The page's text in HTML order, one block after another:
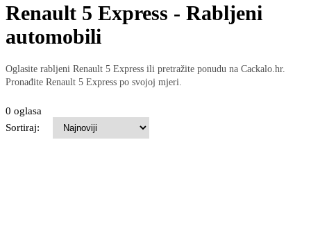
Renault 5 Express - Rabljeni
automobili
Oglasite rabljeni Renault 5 Express ili pretražite ponudu na Cackalo.hr.
Pronađite Renault 5 Express po svojoj mjeri.
0 oglasa
Sortiraj: